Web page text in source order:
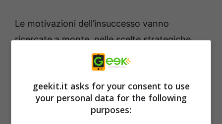
Le motivazioni dell’insuccesso vanno
ricercate a monte, nelle scelte strategiche
degli operatori che hanno investito infatti su
un servizio con capacità innovative molto
basse, riproponendo i programmi tv. Ovvia
conseguenza è stata lo spostamento
internet
geekit.it asks for your consent to use
your personal data for the following
purposes: